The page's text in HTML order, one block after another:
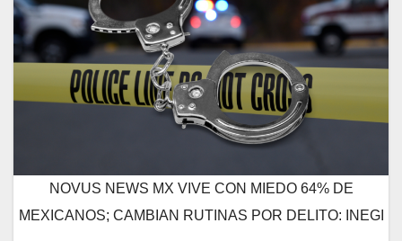
NOVUS NEWS MX VIVE CON MIEDO 64% DE
MEXICANOS; CAMBIAN RUTINAS POR DELITO: INEGI